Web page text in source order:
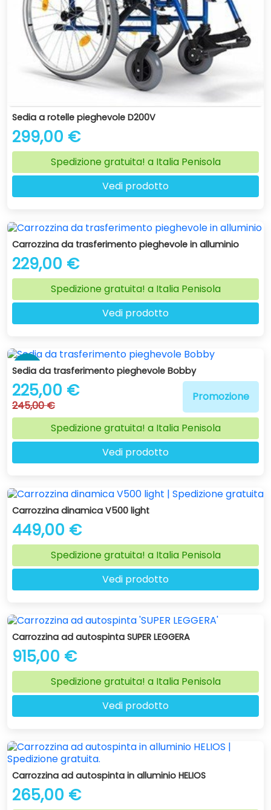
Sedia a rotelle pieghevole D200V
299,00 €
Spedizione gratuita! a Italia Penisola
Vedi prodotto
Carrozzina da trasferimento pieghevole in alluminio
229,00 €
Spedizione gratuita! a Italia Penisola
Vedi prodotto
-8 %
Sedia da trasferimento pieghevole Bobby
225,00 €
245,00 €
Promozione
Spedizione gratuita! a Italia Penisola
Vedi prodotto
Carrozzina dinamica V500 light
449,00 €
Spedizione gratuita! a Italia Penisola
Vedi prodotto
Carrozzina ad autospinta SUPER LEGGERA
915,00 €
Spedizione gratuita! a Italia Penisola
Vedi prodotto
Carrozzina ad autospinta in alluminio HELIOS
265,00 €